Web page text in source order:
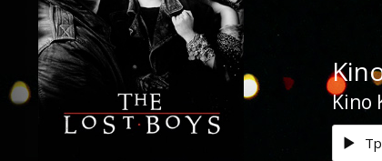
Мероприятия
Новости
Подарки
Kino